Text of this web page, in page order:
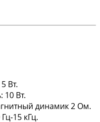
Вт.
Вт.
динамик 2 Ом.
15 кГц.